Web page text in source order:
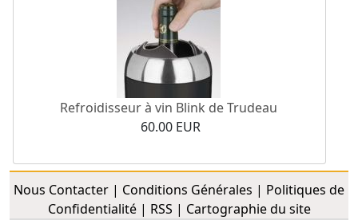
Refroidisseur à vin Blink de Trudeau
60.00 EUR
Nous Contacter | Conditions Générales | Politiques de
Confidentialité| RSS | Cartographie du site